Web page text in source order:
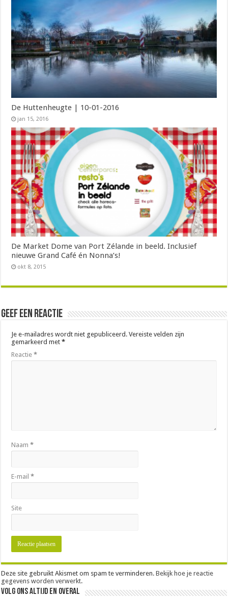
De Huttenheugte | 10-01-2016
jan 15, 2016
De Market Dome van Port Zélande in beeld. Inclusief
nieuwe Grand Café én Nonna’s!
okt 8, 2015
Geef een reactie
Je e-mailadres wordt niet gepubliceerd. Vereiste velden zijn
gemarkeerd met*
Reactie*
Naam*
E-mail*
Site
Deze site gebruikt Akismet om spam te verminderen.Bekijk hoe je reactie
gegevens worden verwerkt.
Volg ons altijd en overal